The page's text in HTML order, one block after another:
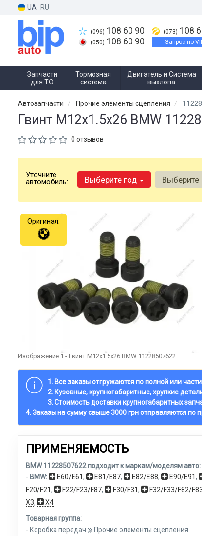
UA RU
(096) 108 60 90
(050) 108 60 90
(073) 108
Запрос по
Запчасти
для ТО
Тормозная
система
Двигатель и Система
выхлопа
Автозапчасти Прочие элементы сцепления
Гвинт М12х1.5х26 BMW
0 отзывов
Уточните
автомобиль: Выберите год Выберите
Оригинал:
Изображение 1 - Гвинт М12х1.5х26 BMW 11228507622
1. Все заказы отгружаются по полной или
2. Кузовные, крупногабаритные, хрупкие
3. Стоимость доставки крупногабаритных
4. Заказы на сумму свыше 3000 грн отправляются по
ПРИМЕНЯЕМОСТЬ
BMW 11228507622 подходит к маркам/моделям авто:
- BMW: E60/E61, E81/E87, E82/E88, E90/E91,
F20/F21, F22/F23/F87, F30/F31, F32/F33/F82/F83
X3, X4
Товарная группа:
- Коробка передач
Прочие элементы сцепления